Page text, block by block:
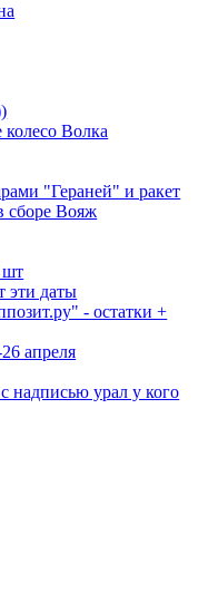
Волка
"Гераней" и ракет
сборе Вояж
шт
эти даты
- остатки +
апреля
надписью урал у кого